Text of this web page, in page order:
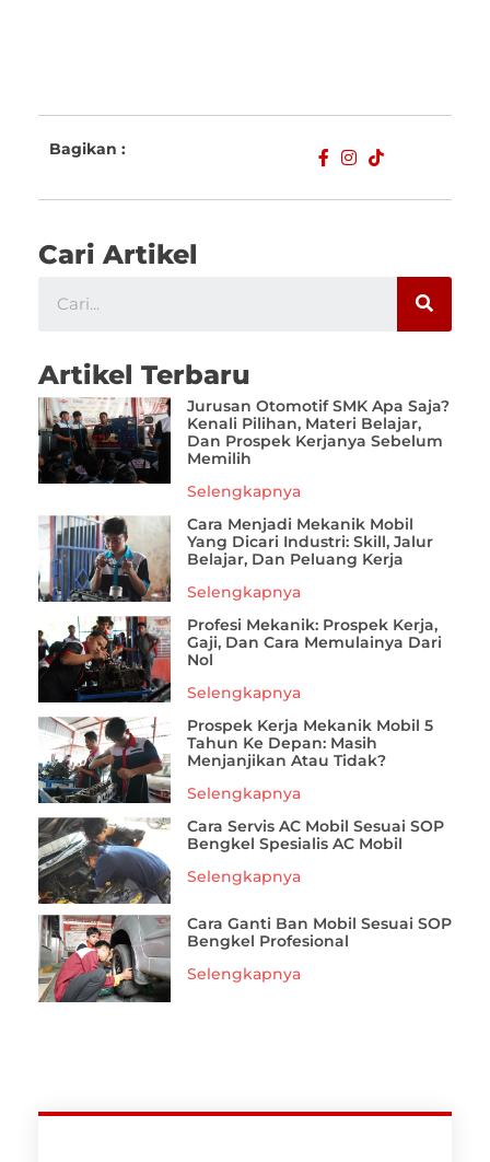
Bagikan :
Cari Artikel
Artikel Terbaru
Jurusan Otomotif SMK Apa Saja?
Kenali Pilihan, Materi Belajar,
Dan Prospek Kerjanya Sebelum
Memilih
Selengkapnya
Cara Menjadi Mekanik Mobil
Yang Dicari Industri: Skill, Jalur
Belajar, Dan Peluang Kerja
Selengkapnya
Profesi Mekanik: Prospek Kerja,
Gaji, Dan Cara Memulainya Dari
Nol
Selengkapnya
Prospek Kerja Mekanik Mobil 5
Tahun Ke Depan: Masih
Menjanjikan Atau Tidak?
Selengkapnya
Cara Servis AC Mobil Sesuai SOP
Bengkel Spesialis AC Mobil
Selengkapnya
Cara Ganti Ban Mobil Sesuai SOP
Bengkel Profesional
Selengkapnya